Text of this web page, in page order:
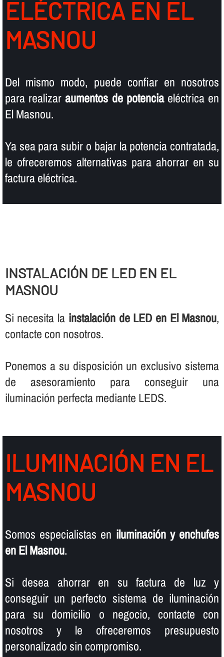
ELÉCTRICA EN EL
MASNOU
Del mismo modo, puede confiar en nosotros
para realizaraumentos de potenciaeléctrica en
El Masnou.
Ya sea para subir o bajar la potencia contratada,
le ofreceremos alternativas para ahorrar en su
factura eléctrica.
INSTALACIÓN DE LED EN EL
MASNOU
Si necesita la instalación de LED en El Masnou,
contacte con nosotros.
Ponemos a su disposición un exclusivo sistema
de asesoramiento para conseguir una
iluminación perfecta mediante LEDS.
ILUMINACIÓN EN EL
MASNOU
Somos especialistas en iluminación y enchufes
en El Masnou.
Si desea ahorrar en su factura de luz y
conseguir un perfecto sistema de iluminación
para su domicilio o negocio, contacte con
nosotros y le ofreceremos presupuesto
personalizado sin compromiso.